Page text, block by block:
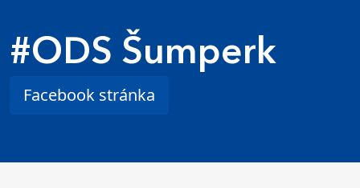
#ODS Šumperk
Facebook stránka